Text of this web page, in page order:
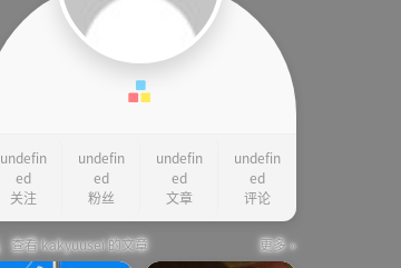
undefin
ed
关注
undefin
ed
粉丝
undefin
ed
文章
undefin
ed
评论
查看 kakyuusei 的文章 更多 »